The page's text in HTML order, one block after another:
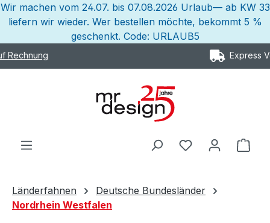
Zum Hauptinhalt springen
Wir machen vom 24.07. bis 07.08.2026 Urlaub— ab KW 33
liefern wir wieder. Wer bestellen möchte, bekommt 5 %
geschenkt. Code: URLAUB5
Länderfahnen
Deutsche Bundesländer
Nordrhein Westfalen